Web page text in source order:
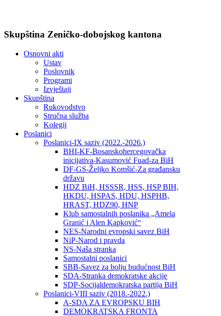
Skupština Zeničko-dobojskog kantona
Osnovni akti
Ustav
Poslovnik
Programi
Izvještaji
Skupština
Rukovodstvo
Stručna služba
Kolegij
Poslanici
Poslanici-IX saziv (2022.-2026.)
BHI-KF-Bosanskohercegovačka
inicijativa-Kasumović Fuad-za BiH
DF-GS-Željko Komšić-Za građansku
državu
HDZ BiH, HSSSR, HSS, HSP BIH,
HKDU, HSPAS, HDU, HSPHB,
HRAST, HDZ90, HNP
Klub samostalnih poslanika „Amela
Granić i Alen Kapković“
NES-Narodni evropski savez BiH
NiP-Narod i pravda
NS-Naša stranka
Samostalni poslanici
SBB-Savez za bolju budućnost BiH
SDA-Stranka demokratske akcije
SDP-Socijaldemokratska partija BiH
Poslanici-VIII saziv (2018.-2022.)
A-SDA ZA EVROPSKU BIH
DEMOKRATSKA FRONTA